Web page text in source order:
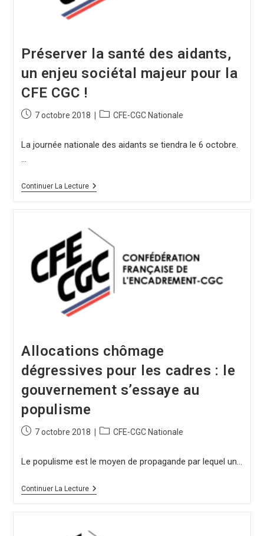
Préserver la santé des aidants,
un enjeu sociétal majeur pour la
CFE CGC !
7 octobre 2018 CFE-CGC Nationale
La journée nationale des aidants se tiendra le 6 octobre.
…
Continuer La Lecture
Allocations chômage
dégressives pour les cadres : le
gouvernement s’essaye au
populisme
7 octobre 2018 CFE-CGC Nationale
Le populisme est le moyen de propagande par lequel un…
Continuer La Lecture